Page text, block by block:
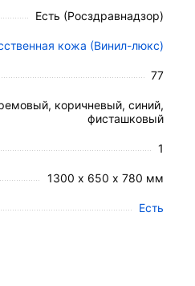
салатовый
01).
Есть (Росздравнадзор)
кожа (Винил-люкс)
77
коричневый, синий,
фисташковый
1
1300 х 650 х 780 мм
Есть